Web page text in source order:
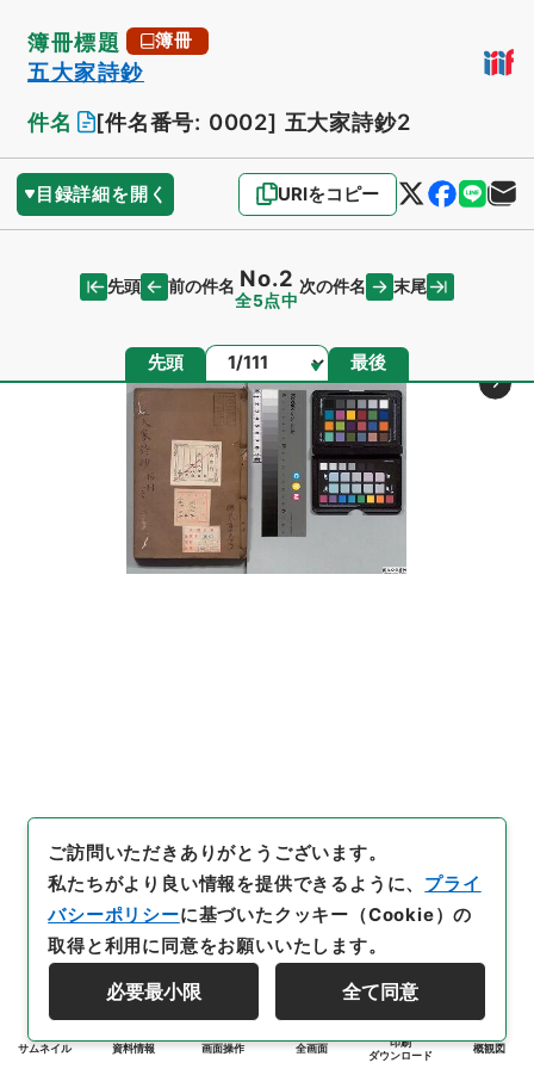
簿冊標題 簿冊
五大家詩鈔
件名
[件名番号: 0002] 五大家詩鈔2
目録詳細を開く URIをコピー
先頭 前の件名 No.2
全5点中
次の件名 末尾
先頭 ページ 最後
サムネイル 資料情報 画面操作 全画面
印刷
ダウンロード
概観図
ご訪問いただきありがとうございます。
私たちがより良い情報を提供できるように、 プライ
バシーポリシーに基づいたクッキー（Cookie）の
取得と利用に同意をお願いいたします。
必要最小限 全て同意